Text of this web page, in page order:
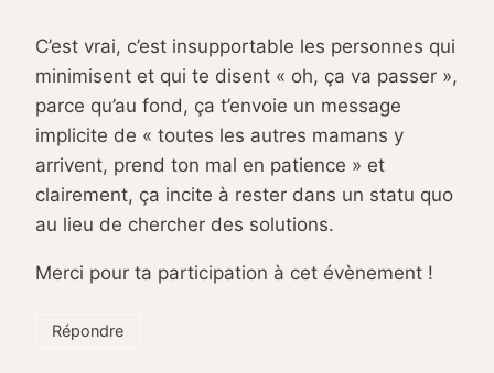
C’est vrai, c’est insupportable les personnes qui
minimisent et qui te disent « oh, ça va passer »,
parce qu’au fond, ça t’envoie un message
implicite de « toutes les autres mamans y
arrivent, prend ton mal en patience » et
clairement, ça incite à rester dans un statu quo
au lieu de chercher des solutions.
Merci pour ta participation à cet évènement !
Répondre